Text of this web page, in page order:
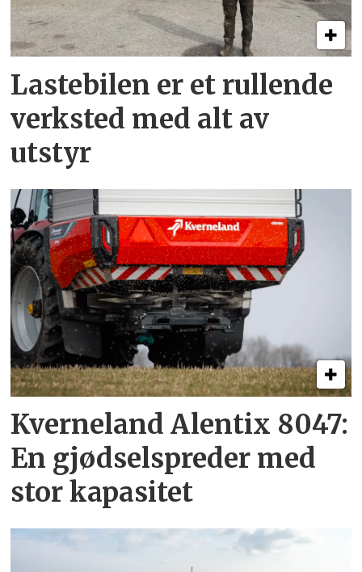
Lastebilen er et rullende
verksted med alt av
utstyr
Kverneland Alentix 8047:
En gjødsel­spreder med
stor kapasitet